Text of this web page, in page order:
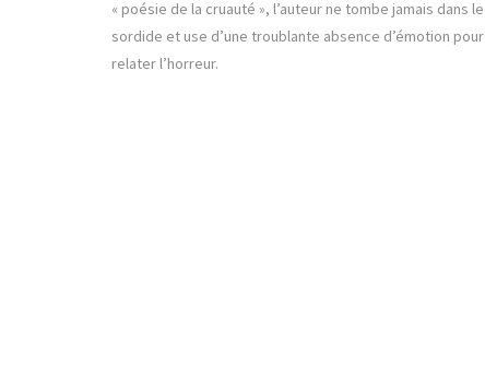
« poésie de la cruauté », l’auteur ne tombe jamais dans le
sordide et use d’une troublante absence d’émotion pour
relater l’horreur.